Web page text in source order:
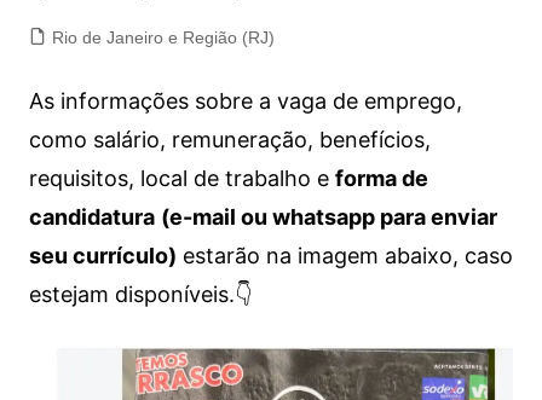
Rio de Janeiro e Região (RJ)
As informações sobre a vaga de emprego,
como salário, remuneração, benefícios,
requisitos, local de trabalho e forma de
candidatura (e-mail ou whatsapp para enviar
seu currículo) estarão na imagem abaixo, caso
estejam disponíveis.👇